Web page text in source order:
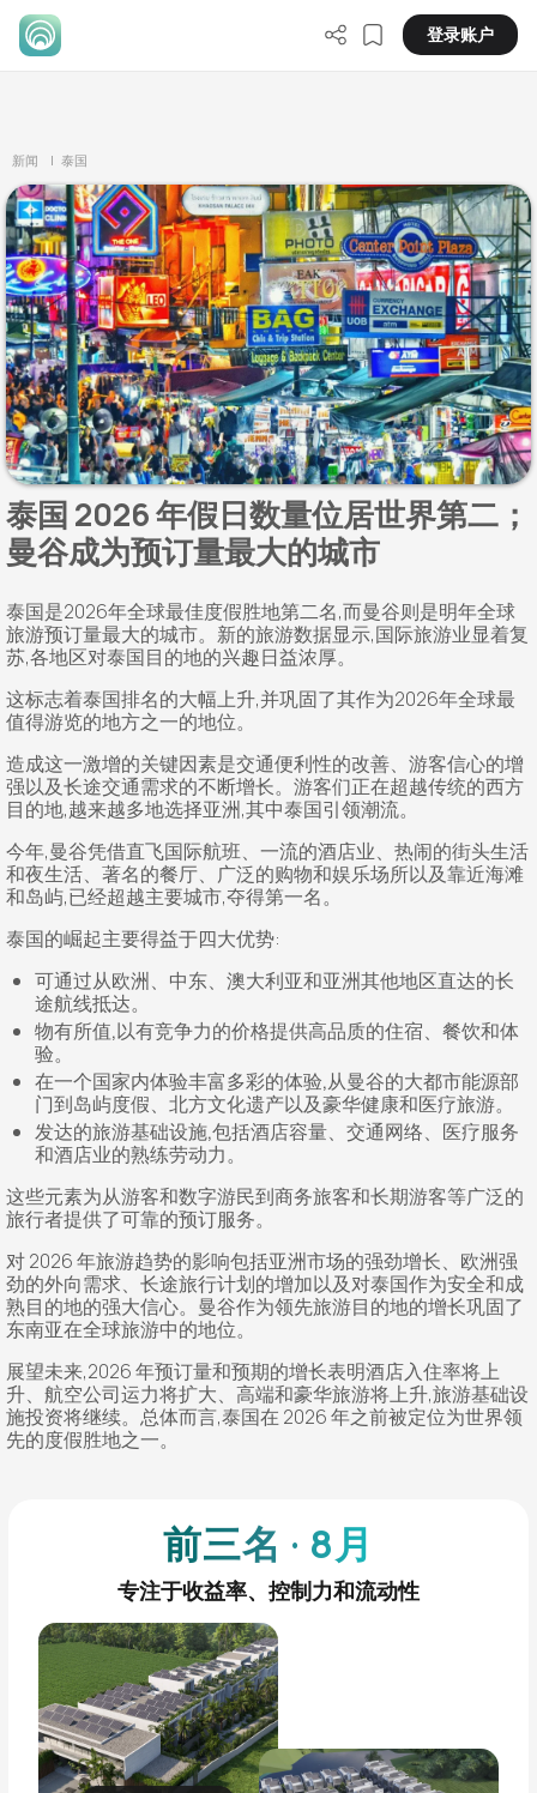
登录账户
新闻 | 泰国
前三名 · 8月
专注于收益率、控制力和流动性
泰国 2026 年假日数量位居世界第二；
曼谷成为预订量最大的城市
泰国是2026年全球最佳度假胜地第二名,而曼谷则是明年全球
旅游预订量最大的城市。新的旅游数据显示,国际旅游业显着复
苏,各地区对泰国目的地的兴趣日益浓厚。
这标志着泰国排名的大幅上升,并巩固了其作为2026年全球最
值得游览的地方之一的地位。
造成这一激增的关键因素是交通便利性的改善、游客信心的增
强以及长途交通需求的不断增长。游客们正在超越传统的西方
目的地,越来越多地选择亚洲,其中泰国引领潮流。
今年,曼谷凭借直飞国际航班、一流的酒店业、热闹的街头生活
和夜生活、著名的餐厅、广泛的购物和娱乐场所以及靠近海滩
和岛屿,已经超越主要城市,夺得第一名。
泰国的崛起主要得益于四大优势:
可通过从欧洲、中东、澳大利亚和亚洲其他地区直达的长
途航线抵达。
物有所值,以有竞争力的价格提供高品质的住宿、餐饮和体
验。
在一个国家内体验丰富多彩的体验,从曼谷的大都市能源部
门到岛屿度假、北方文化遗产以及豪华健康和医疗旅游。
发达的旅游基础设施,包括酒店容量、交通网络、医疗服务
和酒店业的熟练劳动力。
这些元素为从游客和数字游民到商务旅客和长期游客等广泛的
旅行者提供了可靠的预订服务。
对 2026 年旅游趋势的影响包括亚洲市场的强劲增长、欧洲强
劲的外向需求、长途旅行计划的增加以及对泰国作为安全和成
熟目的地的强大信心。曼谷作为领先旅游目的地的增长巩固了
东南亚在全球旅游中的地位。
展望未来,2026 年预订量和预期的增长表明酒店入住率将上
升、航空公司运力将扩大、高端和豪华旅游将上升,旅游基础设
施投资将继续。总体而言,泰国在 2026 年之前被定位为世界领
先的度假胜地之一。